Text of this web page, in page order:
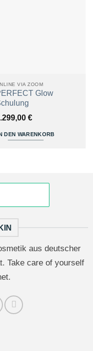
VIA ZOOM
Glow
€
DEN WARENKORB
aus deutscher
Take care of yourself